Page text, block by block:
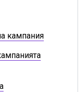
кампания